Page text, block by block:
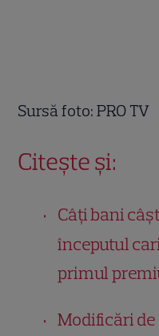
Sursă foto: PRO TV
Citește și:
Câți bani
începutul
primul
Modificări de